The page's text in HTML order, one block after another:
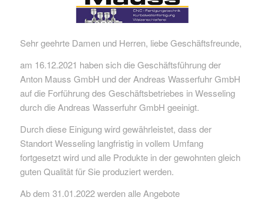
Sehr geehrte Damen und Herren, liebe Geschäftsfreunde,
am 16.12.2021 haben sich die Geschäftsführung der
Anton Mauss GmbH und der Andreas Wasserfuhr GmbH
auf die Forführung des Geschäftsbetriebes in Wesseling
durch die Andreas Wasserfuhr GmbH geeinigt.
Durch diese Einigung wird gewährleistet, dass der
Standort Wesseling langfristig in vollem Umfang
fortgesetzt wird und alle Produkte in der gewohnten gleich
guten Qualität für Sie produziert werden.
Ab dem 31.01.2022 werden alle Angebote